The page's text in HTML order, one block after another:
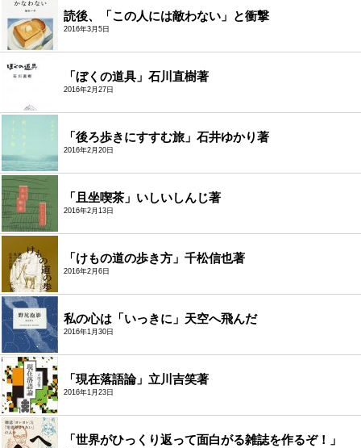
読後、「この人には敵わない」と衝撃
2016年3月5日
「ぼくの道具」石川直樹著
2016年2月27日
「後ろ歩きにすすむ旅」石井ゆかり著
2016年2月20日
「且坐喫茶」いしいしんじ著
2016年2月13日
「けもの道の歩き方」千松信也著
2016年2月6日
私の心は「いっきに」天空へ飛んだ
2016年1月30日
「現在落語論」立川吉笑著
2016年1月23日
「世界がひっくり返って面白がる雑誌を作るぞ！」